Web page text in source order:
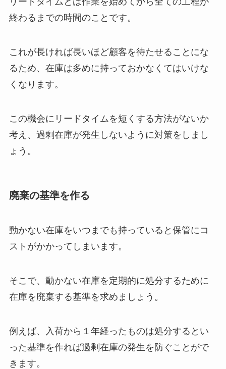
終わるまでの時間のことです。
これが長ければ長いほど顧客を待たせることにな
るため、在庫は多めに持っておかなくてはいけな
くなります。
この機会にリードタイムを短くする方法がないか
考え、過剰在庫が発生しないように対策をしまし
ょう。
廃棄の基準を作る
動かない在庫をいつまでも持っていると保管にコ
ストがかかってしまいます。
そこで、動かない在庫を定期的に処分するために
在庫を廃棄する基準を求めましょう。
例えば、入荷から１年経ったものは処分するとい
った基準を作れば過剰在庫の発生を防ぐことがで
きます。